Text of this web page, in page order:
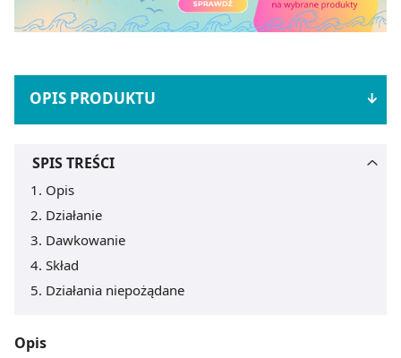
OPIS PRODUKTU
SPIS TREŚCI
Opis
Działanie
Dawkowanie
Skład
Działania niepożądane
Opis